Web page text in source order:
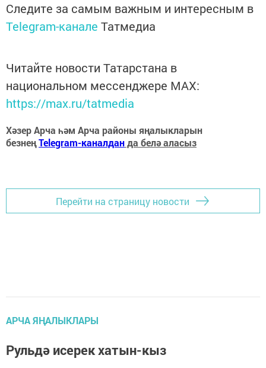
Следите за самым важным и интересным в
Telegram-канале Татмедиа
Читайте новости Татарстана в
национальном мессенджере MАХ:
https://max.ru/tatmedia
Хәзер Арча һәм Арча районы яңалыкларын
безнеңTelegram-каналданда белә аласыз
Перейти на страницу новости
АРЧА ЯҢАЛЫКЛАРЫ
Рульдә исерек хатын-кыз